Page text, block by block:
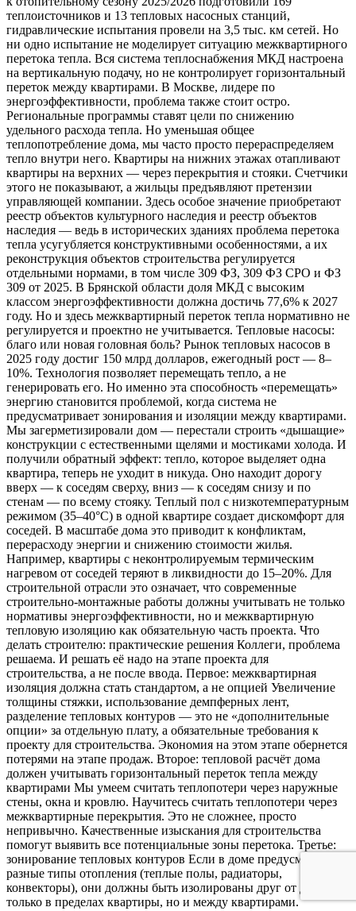
теплоисточников и 13 тепловых насосных станций,
гидравлические испытания провели на 3,5 тыс. км сетей. Но
ни одно испытание не моделирует ситуацию межквартирного
перетока тепла. Вся система теплоснабжения МКД настроена
на вертикальную подачу, но не контролирует горизонтальный
переток между квартирами. В Москве, лидере по
энергоэффективности, проблема также стоит остро.
Региональные программы ставят цели по снижению
удельного расхода тепла. Но уменьшая общее
теплопотребление дома, мы часто просто перераспределяем
тепло внутри него. Квартиры на нижних этажах отапливают
квартиры на верхних — через перекрытия и стояки. Счетчики
этого не показывают, а жильцы предъявляют претензии
управляющей компании. Здесь особое значение приобретают
реестр объектов культурного наследия и реестр объектов
наследия — ведь в исторических зданиях проблема перетока
тепла усугубляется конструктивными особенностями, а их
реконструкция объектов строительства регулируется
отдельными нормами, в том числе 309 ФЗ, 309 ФЗ СРО и ФЗ
309 от 2025. В Брянской области доля МКД с высоким
классом энергоэффективности должна достичь 77,6% к 2027
году. Но и здесь межквартирный переток тепла нормативно не
регулируется и проектно не учитывается. Тепловые насосы:
благо или новая головная боль? Рынок тепловых насосов в
2025 году достиг 150 млрд долларов, ежегодный рост — 8–
10%. Технология позволяет перемещать тепло, а не
генерировать его. Но именно эта способность «перемещать»
энергию становится проблемой, когда система не
предусматривает зонирования и изоляции между квартирами.
Мы загерметизировали дом — перестали строить «дышащие»
конструкции с естественными щелями и мостиками холода. И
получили обратный эффект: тепло, которое выделяет одна
квартира, теперь не уходит в никуда. Оно находит дорогу
вверх — к соседям сверху, вниз — к соседям снизу и по
стенам — по всему стояку. Теплый пол с низкотемпературным
режимом (35–40°C) в одной квартире создает дискомфорт для
соседей. В масштабе дома это приводит к конфликтам,
перерасходу энергии и снижению стоимости жилья.
Например, квартиры с неконтролируемым термическим
нагревом от соседей теряют в ликвидности до 15–20%. Для
строительной отрасли это означает, что современные
строительно-монтажные работы должны учитывать не только
нормативы энергоэффективности, но и межквартирную
тепловую изоляцию как обязательную часть проекта. Что
делать строителю: практические решения Коллеги, проблема
решаема. И решать её надо на этапе проекта для
строительства, а не после ввода. Первое: межквартирная
изоляция должна стать стандартом, а не опцией Увеличение
толщины стяжки, использование демпферных лент,
разделение тепловых контуров — это не «дополнительные
опции» за отдельную плату, а обязательные требования к
проекту для строительства. Экономия на этом этапе обернется
потерями на этапе продаж. Второе: тепловой расчёт дома
должен учитывать горизонтальный переток тепла между
квартирами Мы умеем считать теплопотери через наружные
стены, окна и кровлю. Научитесь считать теплопотери через
межквартирные перекрытия. Это не сложнее, просто
непривычно. Качественные изыскания для строительства
помогут выявить все потенциальные зоны перетока. Третье:
зонирование тепловых контуров Если в доме предусмотрены
разные типы отопления (теплые полы, радиаторы,
конвекторы), они должны быть изолированы друг от друга не
только в пределах квартиры, но и между квартирами.